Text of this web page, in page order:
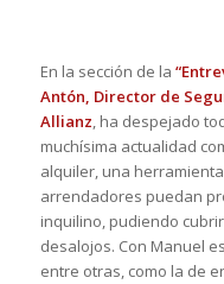
En la sección de la
Antón, Director de
Allianz, ha despejado
muchísima actualidad
alquiler, una
arrendadores puedan
inquilino, pudiendo
desalojos. Con Manuel
entre otras, como la de